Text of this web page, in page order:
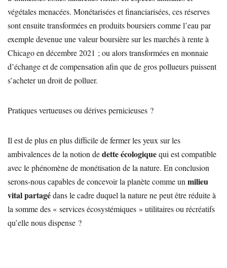
végétales menacées. Monétarisées et financiarisées, ces réserves
sont ensuite transformées en produits boursiers comme l’eau par
exemple devenue une valeur boursière sur les marchés à rente à
Chicago en décembre 2021 ; ou alors transformées en monnaie
d’échange et de compensation afin que de gros pollueurs puissent
s’acheter un droit de polluer.
Pratiques vertueuses ou dérives pernicieuses ?
Il est de plus en plus difficile de fermer les yeux sur les
ambivalences de la notion dedette écologiquequi est compatible
avec le phénomène de monétisation de la nature. En conclusion
serons-nous capables de concevoir la planète comme un milieu
vital partagédans le cadre duquel la nature ne peut être réduite à
la somme des « services écosystémiques » utilitaires ou récréatifs
qu’elle nous dispense ?